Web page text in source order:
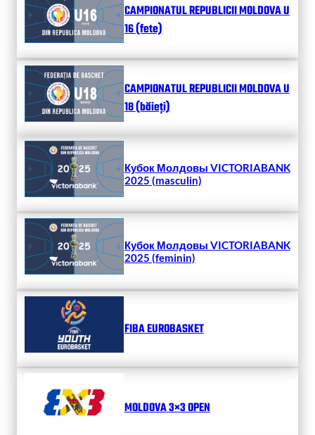
CAMPIONATUL REPUBLICII MOLDOVA U
16 (fete)
CAMPIONATUL REPUBLICII MOLDOVA U
18 (băieți)
Кубок Молдовы VICTORIABANK
2025 (masculin)
Кубок Молдовы VICTORIABANK
2025 (feminin)
FIBA EUROBASKET
MOLDOVA 3×3 OPEN